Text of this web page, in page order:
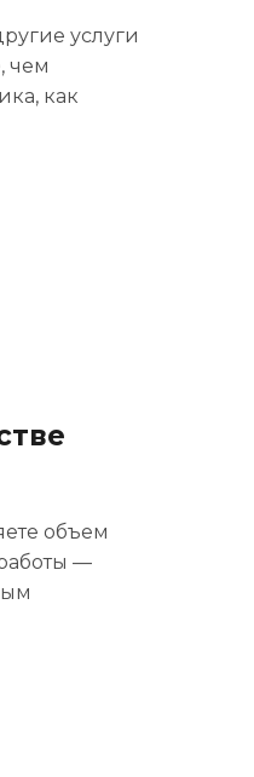
услуги
чем
как
объем
—